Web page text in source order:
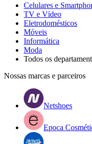
Celulares e
TV e Vídeo
Eletrodomésticos
Móveis
Informática
Moda
Todos os
Nossas marcas e parceiros
Netshoes
Epoca